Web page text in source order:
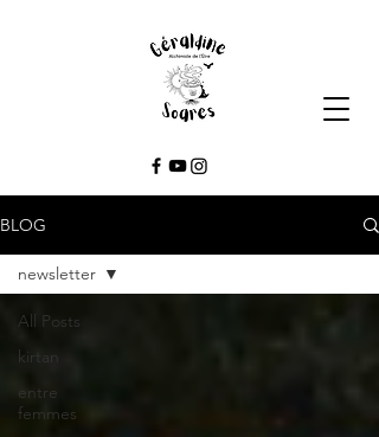
BLOG
All Posts
kirtan
entre
femmes
newsletter